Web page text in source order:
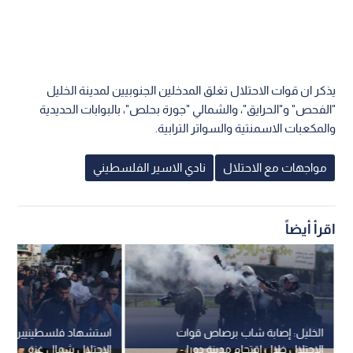
يذكر ان قوات الاحتلال تغلق المدخلين الجنوبيين لمدينة الخليل
"الفحص" و"الحرايق"، والشمالي "جورة بحلص"، بالبوابات الحديدية
والمكعبات الاسمنتية والسواتر الترابية.
مواجهات مع الاحتلال نادي الاسير الفلسطيني
اقرأ أيضاً
استشهاد فلسطينيين
الاحتلال شمال غزة
الخليل: إصابة شاب برصاص قوات
الاحتلال خلال اقتحام مدينة دورا -